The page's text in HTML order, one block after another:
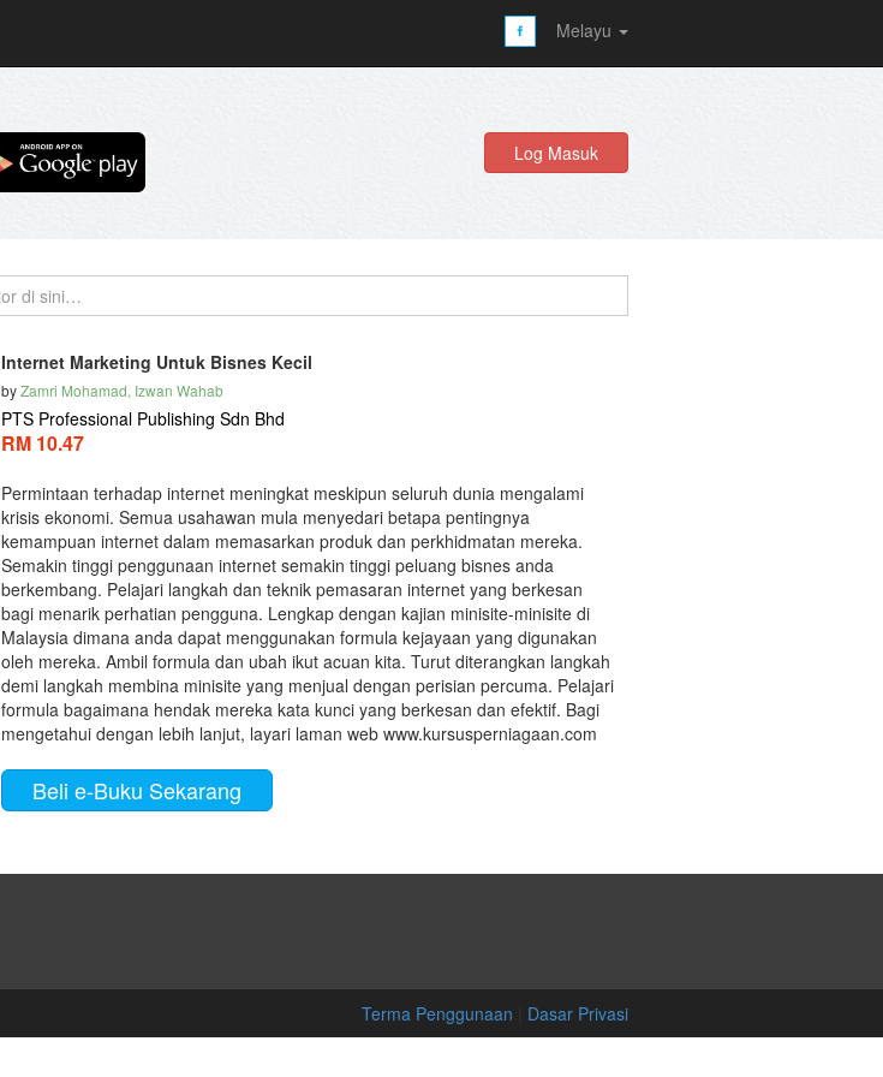
Melayu
Log Masuk
Internet Marketing Untuk Bisnes Kecil
byZamri Mohamad, Izwan Wahab
PTS Professional Publishing Sdn Bhd
RM 10.47
Permintaan terhadap internet meningkat meskipun seluruh dunia mengalami
krisis ekonomi. Semua usahawan mula menyedari betapa pentingnya
kemampuan internet dalam memasarkan produk dan perkhidmatan mereka.
Semakin tinggi penggunaan internet semakin tinggi peluang bisnes anda
berkembang. Pelajari langkah dan teknik pemasaran internet yang berkesan
bagi menarik perhatian pengguna. Lengkap dengan kajian minisite-minisite di
Malaysia dimana anda dapat menggunakan formula kejayaan yang digunakan
oleh mereka. Ambil formula dan ubah ikut acuan kita. Turut diterangkan langkah
demi langkah membina minisite yang menjual dengan perisian percuma. Pelajari
formula bagaimana hendak mereka kata kunci yang berkesan dan efektif. Bagi
mengetahui dengan lebih lanjut, layari laman web www.kursusperniagaan.com
Beli e-Buku Sekarang
Terma Penggunaan Dasar Privasi